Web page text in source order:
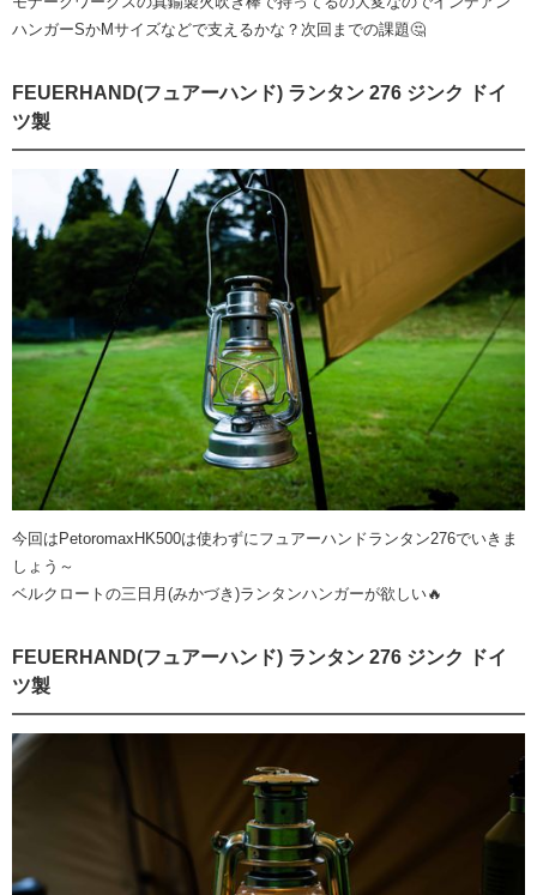
ハンガーSかMサイズなどで支えるかな？次回までの課題🤔
FEUERHAND(フュアーハンド) ランタン 276 ジンク ドイ
ツ製
今回はPetoromaxHK500は使わずにフュアーハンドランタン276でいきま
しょう～
ベルクロートの三日月(みかづき)ランタンハンガーが欲しい🔥
FEUERHAND(フュアーハンド) ランタン 276 ジンク ドイ
ツ製